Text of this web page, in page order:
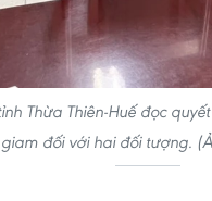
Thừa Thiên-Huế đọc
đối với hai đối tượng.